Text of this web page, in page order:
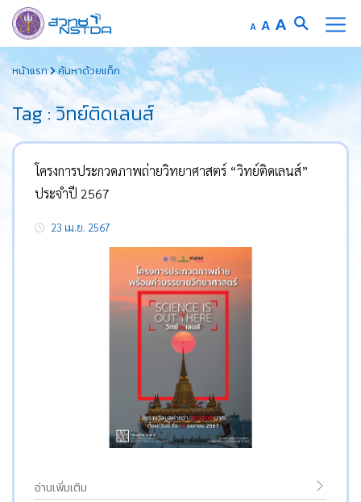
to
content
A Decrease
font
AReset
font
A Increase
font
หน้าแรก ค้นหาด้วยแท็ก
Tag : วิทย์ติดเลนส์
โครงการประกวดภาพถ่ายวิทยาศาสตร์ “วิทย์ติดเลนส์”
ประจำปี 2567
23 เม.ย. 2567
อ่านเพิ่มเติม